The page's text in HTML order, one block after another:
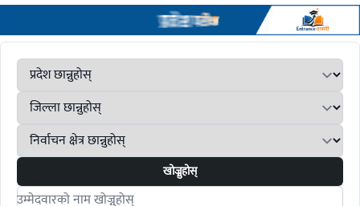
खोज्नुहोस्
Search candidates